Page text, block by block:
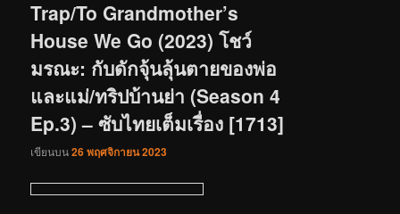
Trap/To Grandmother’s
House We Go (2023) โชว์
มรณะ: กับดักจุ้นลุ้นตายของพ่อ
และแม่/ทริปบ้านย่า (Season 4
Ep.3) – ซับไทยเต็มเรื่อง [1713]
เขียนบน26 พฤศจิกายน 2023